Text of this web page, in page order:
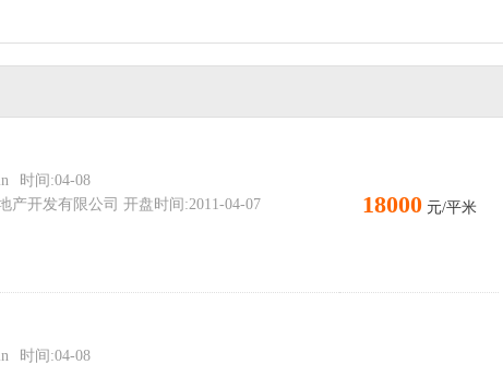
时间:04-08
产开发有限公司 开盘时间:2011-04-07
18000元/平米
时间:04-08